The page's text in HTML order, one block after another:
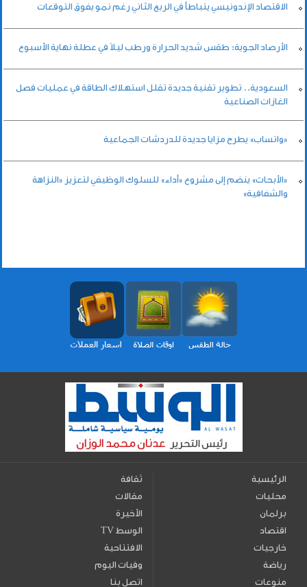
الاقتصاد الإندونيسي يتباطأ في الربع الثاني رغم نمو يفوق التوقعات
الأرصاد الجوية: طقس شديد الحرارة ورطب ليلاً في عطلة نهاية الأسبوع
السعودية.. تطوير تقنية جديدة تقلل استهلاك الطاقة في عمليات فصل
الغازات الصناعية
«واتساب» يطرح مزايا جديدة للدردشات الجماعية
«الأبحاث» ينضم إلى مشروع «أداء» للسلوك الوظيفي لتعزيز «النزاهة
والشفافية»
الرئيسية
محليات
برلمان
اقتصاد
خارجيات
رياضة
منوعات
ثقافة
مقالات
الأخيرة
TV الوسط
الافتتاحية
وفيات اليوم
اتصل بنا